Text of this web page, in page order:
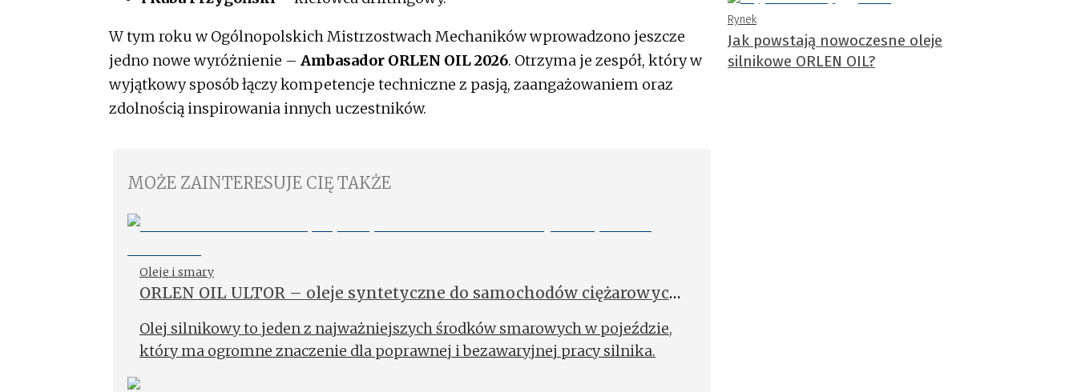
W tym roku w Ogólnopolskich Mistrzostwach Mechaników wprowadzono jeszcze
jedno nowe wyróżnienie – Ambasador ORLEN OIL 2026. Otrzyma je zespół, który w
wyjątkowy sposób łączy kompetencje techniczne z pasją, zaangażowaniem oraz
zdolnością inspirowania innych uczestników.
MOŻE ZAINTERESUJE CIĘ TAKŻE
Oleje i smary
ORLEN OIL ULTOR – oleje syntetyczne do samochodów ciężarowych
Olej silnikowy to jeden z najważniejszych środków smarowych w pojeździe,
który ma ogromne znaczenie dla poprawnej i bezawaryjnej pracy silnika.
Rynek
Jak powstają nowoczesne oleje
silnikowe ORLEN OIL?